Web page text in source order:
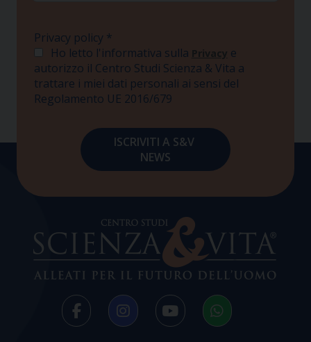
Privacy policy *
Ho letto l'informativa sulla Privacy e
autorizzo il Centro Studi Scienza & Vita a
trattare i miei dati personali ai sensi del
Regolamento UE 2016/679